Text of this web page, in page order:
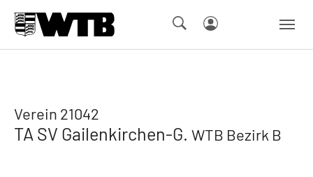
Verein 21042
TA SV Gailenkirchen-G. WTB Bezirk B